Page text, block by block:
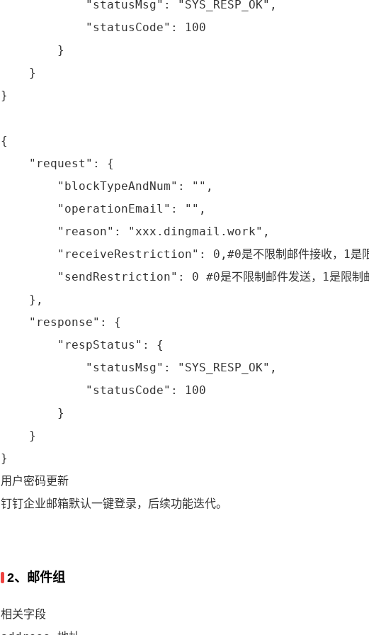
"statusMsg": "SYS_RESP_OK",
"statusCode": 100
}
}
}
{
"request": {
"blockTypeAndNum": "",
"operationEmail": "",
"reason": "xxx.dingmail.work",
"receiveRestriction": 0,#0是不限制邮件接收，1是限
"sendRestriction": 0 #0是不限制邮件发送，1是限制邮
},
"response": {
"respStatus": {
"statusMsg": "SYS_RESP_OK",
"statusCode": 100
}
}
}
用户密码更新
钉钉企业邮箱默认一键登录，后续功能迭代。
2、邮件组
相关字段